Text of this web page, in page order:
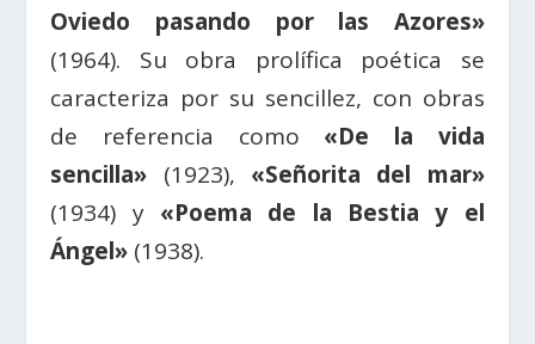
Oviedo pasando por las Azores»
(1964). Su obra prolífica poética se
caracteriza por su sencillez, con obras
de referencia como «De la vida
sencilla» (1923), «Señorita del mar»
(1934) y «Poema de la Bestia y el
Ángel» (1938).